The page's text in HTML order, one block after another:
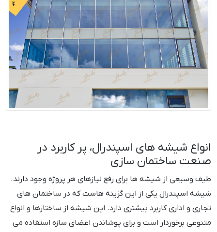
انواع شیشه های اسپندرال، پر کاربرد در
صنعت ساختمان سازی
طیف وسیعی از شیشه ها برای رفع نیازهای هر پروژه وجود دارند.
شیشه اسپندرال یکی از این گزینه هاست که در ساختمان های
تجاری و اداری کاربرد بیشتری دارد. این شیشه از ساختارها و انواع
متنوعی برخوردار است و برای پوشاندن اعضای سازه استفاده می